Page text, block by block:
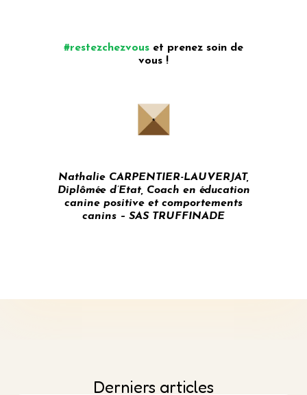
#restezchezvous et prenez soin de
vous !
Nathalie CARPENTIER-LAUVERJAT,
Diplômée d’Etat, Coach en éducation
canine positive et comportements
canins – SAS TRUFFINADE
Derniers articles